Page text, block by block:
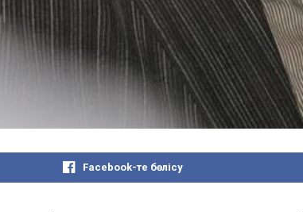
Facebook-те бөлісу